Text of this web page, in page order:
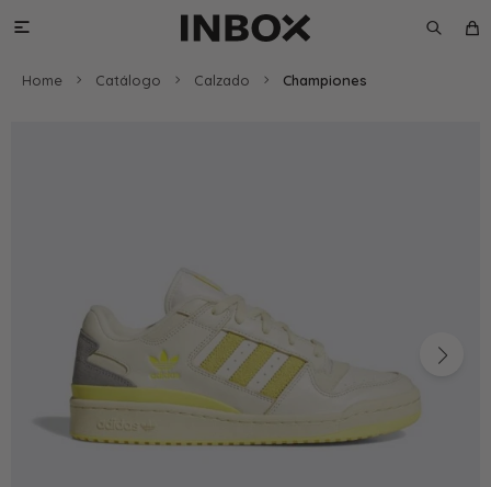

Home Catálogo Calzado Championes